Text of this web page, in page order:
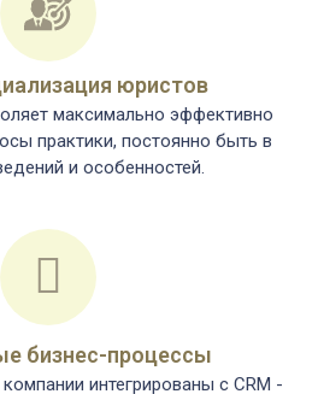
юристов
максимально эффективно
практики, постоянно быть в
и особенностей.
бизнес-процессы
интегрированы c CRM -